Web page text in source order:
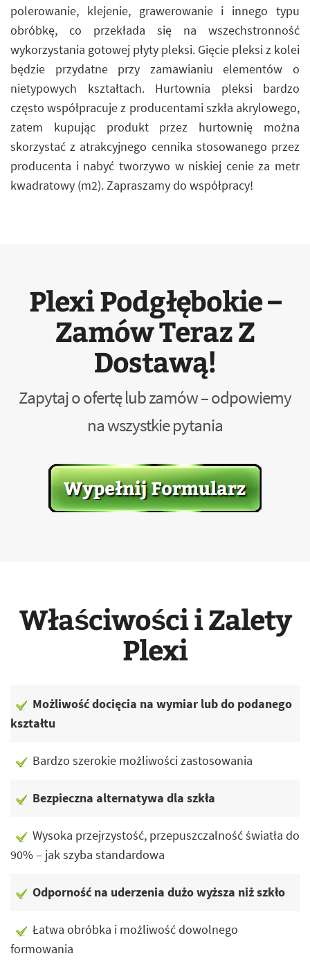
polerowanie, klejenie, grawerowanie i innego typu
obróbkę, co przekłada się na wszechstronność
wykorzystania gotowej płyty pleksi. Gięcie pleksi z kolei
będzie przydatne przy zamawianiu elementów o
nietypowych kształtach. Hurtownia pleksi bardzo
często współpracuje z producentami szkła akrylowego,
zatem kupując produkt przez hurtownię można
skorzystać z atrakcyjnego cennika stosowanego przez
producenta i nabyć tworzywo w niskiej cenie za metr
kwadratowy (m2). Zapraszamy do współpracy!
Plexi Podgłębokie –
Zamów Teraz Z
Dostawą!
Zapytaj o ofertę lub zamów – odpowiemy
na wszystkie pytania
Właściwości i Zalety
Plexi
Możliwość docięcia na wymiar lub do podanego
kształtu
Bardzo szerokie możliwości zastosowania
Bezpieczna alternatywa dla szkła
Wysoka przejrzystość, przepuszczalność światła do
90% – jak szyba standardowa
Odporność na uderzenia dużo wyższa niż szkło
Łatwa obróbka i możliwość dowolnego
formowania